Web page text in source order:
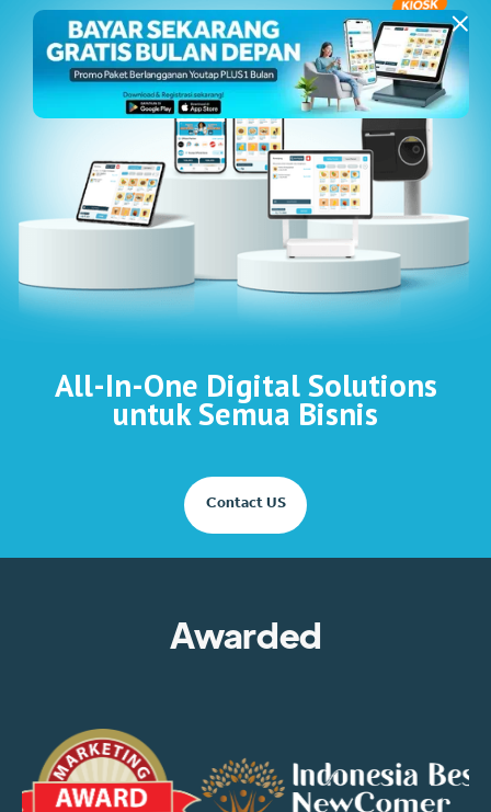
All-In-One Digital Solutions
untuk Semua Bisnis
Contact US
Awarded